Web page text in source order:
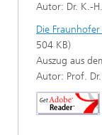
Autor: Dr. K.-
Die
504 KB)
Auszug aus
Autor: Prof.